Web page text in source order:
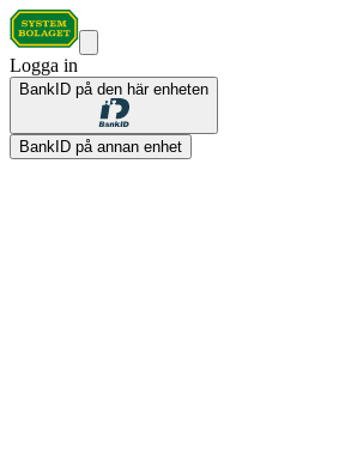
Logga in
BankID på den här enheten
BankID på annan enhet